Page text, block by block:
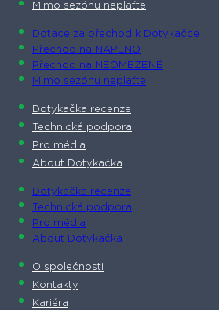
Mimo sezónu neplaťte
Dotace za přechod k Dotykačce
Přechod na NAPLNO
Přechod na NEOMEZENĚ
Mimo sezónu neplaťte
Dotykačka recenze
Technická podpora
Pro média
About Dotykačka
Dotykačka recenze
Technická podpora
Pro média
About Dotykačka
O společnosti
Kontakty
Kariéra